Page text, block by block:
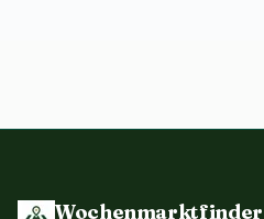
Wochenmarktfinder